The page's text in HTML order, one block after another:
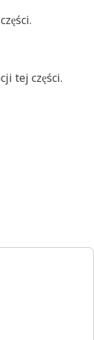
tej części.